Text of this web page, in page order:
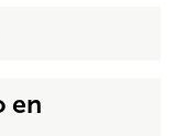
en